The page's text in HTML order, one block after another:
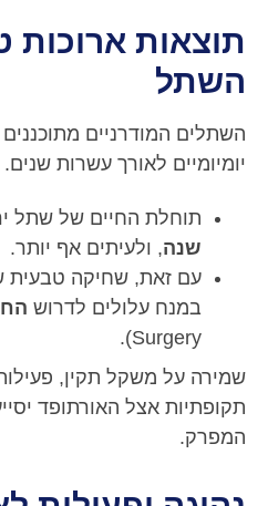
תוצאות ארוכות
השתל
השתלים המודרניים
יומיומיים לאורך עשרות שנים.
תוחלת החיים של שתל
שנה, ולעיתים אף יותר.
עם זאת, שחיקה טבעית
במנח עלולים לדרוש
Surgery).
שמירה על משקל תקין,
תקופתיות אצל האורתופד
המפרק.